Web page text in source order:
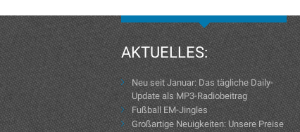
AKTUELLES:
Neu seit Januar: Das tägliche Daily-
Update als MP3-Radiobeitrag
Fußball EM-Jingles
Großartige Neuigkeiten: Unsere Preise